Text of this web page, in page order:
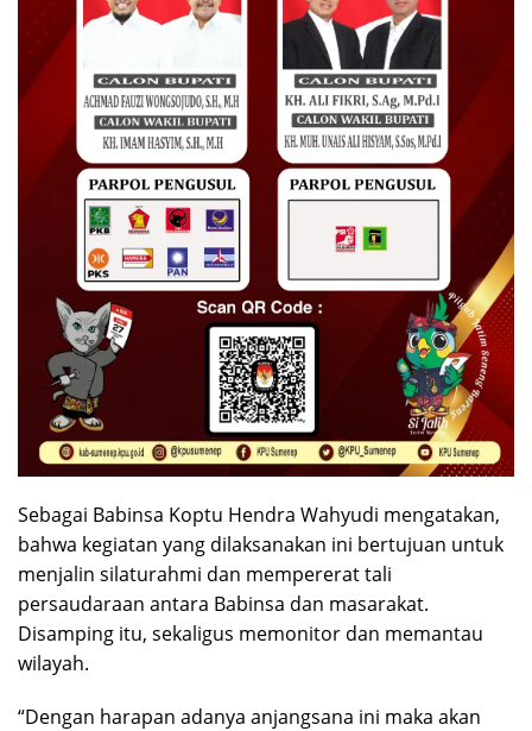
Sebagai Babinsa Koptu Hendra Wahyudi mengatakan,
bahwa kegiatan yang dilaksanakan ini bertujuan untuk
menjalin silaturahmi dan mempererat tali
persaudaraan antara Babinsa dan masarakat.
Disamping itu, sekaligus memonitor dan memantau
wilayah.
“Dengan harapan adanya anjangsana ini maka akan